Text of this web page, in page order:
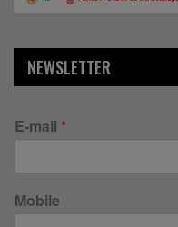
NEWSLETTER
E-mail *
Mobile